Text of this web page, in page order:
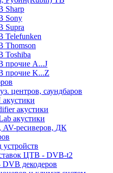
Sharp
Sony
Supra
Telefunken
Thomson
Toshiba
прочие A...J
прочие K...Z
центров, саундбаров
акустики
акустики
AV-ресиверов, ДК
ЦТВ - DVB-t2
декодеров